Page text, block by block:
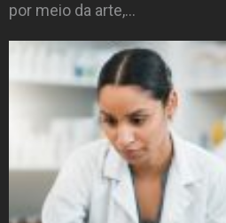
por meio da arte,…